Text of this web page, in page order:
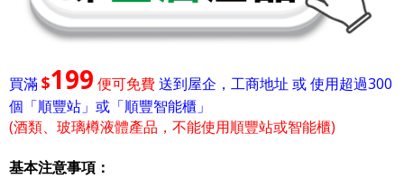
買滿$199 便可免費送到屋企，工商地址 或 使用超過300
個「順豐站」或「順豐智能櫃」
(酒類、玻璃樽液體產品，不能使用順豐站或智能櫃)
基本注意事項：